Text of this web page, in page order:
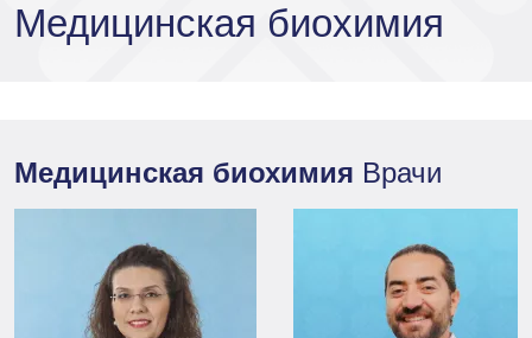
Медицинская биохимия
Медицинская биохимия Врачи